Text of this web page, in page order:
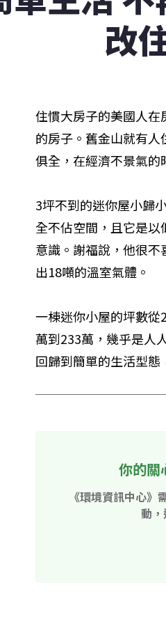
改
住慣大房子的美國人
的房子。舊金山就有
俱全，在經濟不景氣的
3坪不到的迷你屋小歸
全不佔空間，且它是
意識。謝福說，他很
出18噸的溫室氣體。
一棟迷你小屋的坪數
萬到233萬，幾乎是人
回歸到簡單的生活型態
你的關
《環境資訊中心
動